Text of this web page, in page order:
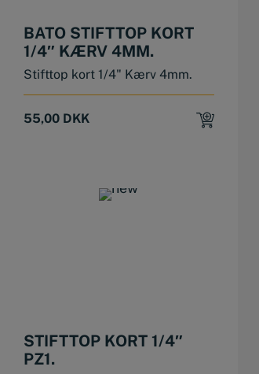
BATO STIFTTOP KORT
1/4″ KÆRV 4MM.
Stifttop kort 1/4" Kærv 4mm.
55,00 DKK
STIFTTOP KORT 1/4″
PZ1.